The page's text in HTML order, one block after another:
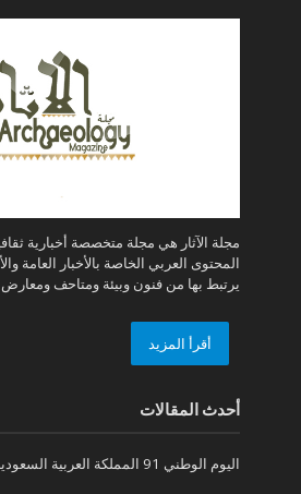
مجلة الآثار هي مجلة متخصصة أخبارية
المحتوى العربي الخاصة بالأخبار العامة
يرتبط بها من فنون وبيئة ومتاحف
أقرأ المزيد
أحدث المقالات
اليوم الوطني 91 المملكة العربية السعودية